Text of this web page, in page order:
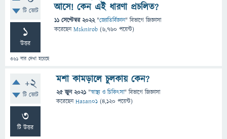
টি ভোট
1
উত্তর
361 বার দেখা হয়েছে
আসে! কেন এই ধারণা প্রচলিত?
11 সেপ্টেম্বর 2022 "জ্যোতির্বিজ্ঞান" বিভাগে জিজ্ঞাসা
করেছেনMsknirob (6,760 পয়েন্ট)
+2
টি ভোট
3
টি উত্তর
মশা কামড়ালে চুলকায় কেন?
25 জুন 2021 "স্বাস্থ্য ও চিকিৎসা" বিভাগে জিজ্ঞাসা
করেছেনHasan01 (4,120 পয়েন্ট)